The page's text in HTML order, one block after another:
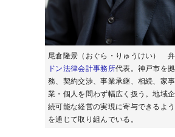
尾倉隆景（おぐら・りゅうけい） 弁
ドン法律会計事務所代表。神戸市を
務、契約交渉、事業承継、相続、家
業・個人を問わず幅広く扱う。地域
続可能な経営の実現に寄与できるよ
を通じて取り組んでいる。